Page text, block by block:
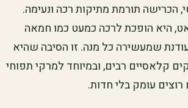
הכרישה תורמת מתיקות רכה ונעימה.
היא הופכת לרכה כמעט כמו חמאה
שמעשירה כל מנה. זו הסיבה שהיא
קלאסיים רבים, ובמיוחד למרקי תפוחי
עומק בלי חדות.